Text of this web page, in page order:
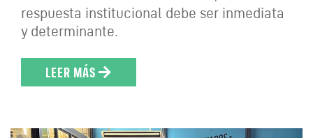
respuesta institucional debe ser inmediata
y determinante.
LEER MÁS